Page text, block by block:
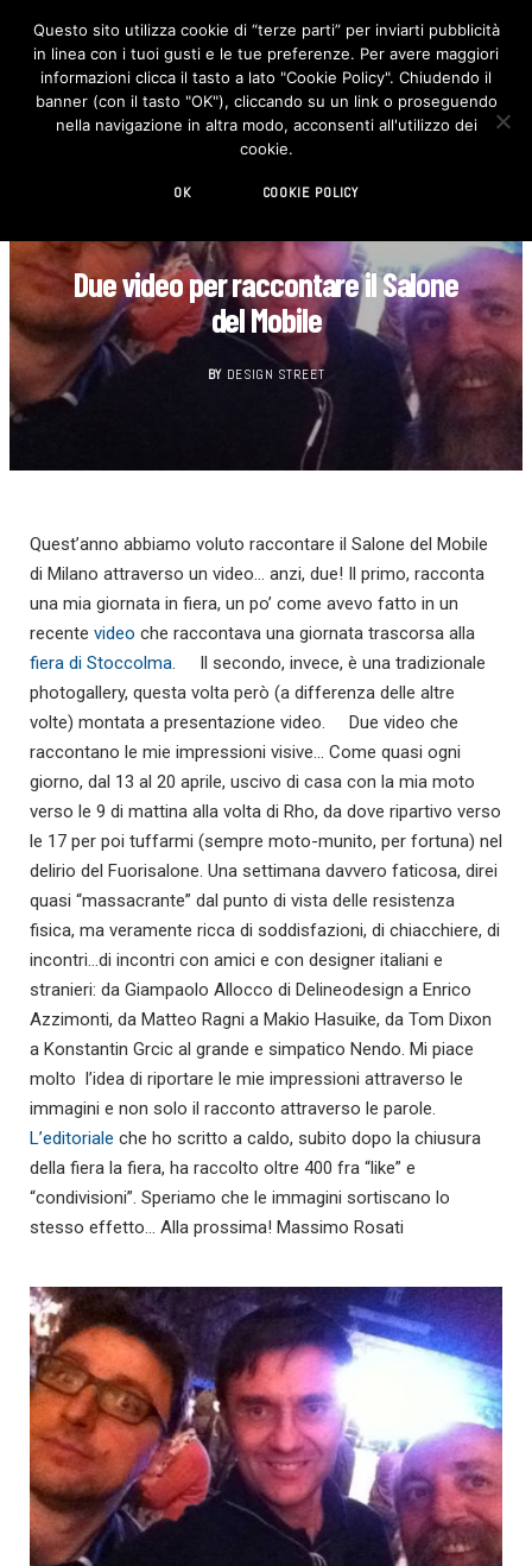
F
c
e
b
o
I
n
s
t
Due video per raccontare il Salone
del Mobile
BY DESIGN STREET
Quest’anno abbiamo voluto raccontare il Salone del Mobile
di Milano attraverso un video… anzi, due! Il primo, racconta
una mia giornata in fiera, un po’ come avevo fatto in un
recente video che raccontava una giornata trascorsa alla
fiera di Stoccolma.
Il secondo, invece, è una tradizionale
photogallery, questa volta però (a differenza delle altre
volte) montata a presentazione video.
Due video che
raccontano le mie impressioni visive… Come quasi ogni
giorno, dal 13 al 20 aprile, uscivo di casa con la mia moto
verso le 9 di mattina alla volta di Rho, da dove ripartivo verso
le 17 per poi tuffarmi (sempre moto-munito, per fortuna) nel
delirio del Fuorisalone. Una settimana davvero faticosa, direi
quasi “massacrante” dal punto di vista delle resistenza
fisica, ma veramente ricca di soddisfazioni, di chiacchiere, di
incontri…di incontri con amici e con designer italiani e
stranieri: da Giampaolo Allocco di Delineodesign a Enrico
Azzimonti, da Matteo Ragni a Makio Hasuike, da Tom Dixon
a Konstantin Grcic al grande e simpatico Nendo. Mi piace
molto l’idea di riportare le mie impressioni attraverso le
immagini e non solo il racconto attraverso le parole.
L’editoriale che ho scritto a caldo, subito dopo la chiusura
della fiera la fiera, ha raccolto oltre 400 fra “like” e
“condivisioni”. Speriamo che le immagini sortiscano lo
stesso effetto… Alla prossima! Massimo Rosati
Questo sito utilizza cookie di “terze parti” per inviarti pubblicità
in linea con i tuoi gusti e le tue preferenze. Per avere maggiori
informazioni clicca il tasto a lato "Cookie Policy". Chiudendo il
banner (con il tasto "OK"), cliccando su un link o proseguendo
nella navigazione in altra modo, acconsenti all'utilizzo dei
cookie.
OK COOKIE POLICY